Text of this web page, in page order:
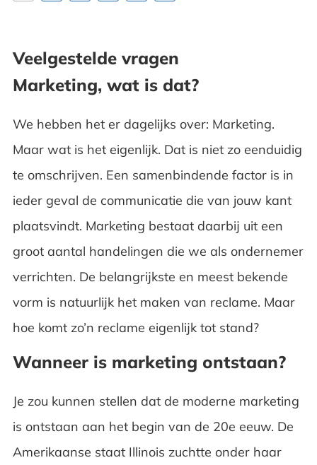
Veelgestelde vragen
Marketing, wat is dat?
We hebben het er dagelijks over: Marketing.
Maar wat is het eigenlijk. Dat is niet zo eenduidig
te omschrijven. Een samenbindende factor is in
ieder geval de communicatie die van jouw kant
plaatsvindt. Marketing bestaat daarbij uit een
groot aantal handelingen die we als ondernemer
verrichten. De belangrijkste en meest bekende
vorm is natuurlijk het maken van reclame. Maar
hoe komt zo’n reclame eigenlijk tot stand?
Wanneer is marketing ontstaan?
Je zou kunnen stellen dat de moderne marketing
is ontstaan aan het begin van de 20e eeuw. De
Amerikaanse staat Illinois zuchtte onder haar